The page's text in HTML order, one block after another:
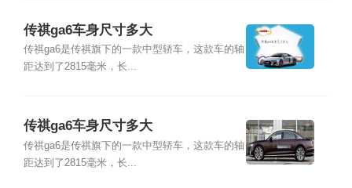
传祺ga6车身尺寸多大
传祺ga6是传祺旗下的一款中型轿车，这款车的轴
距达到了2815毫米，长...
传祺ga6车身尺寸多大
传祺ga6是传祺旗下的一款中型轿车，这款车的轴
距达到了2815毫米，长...